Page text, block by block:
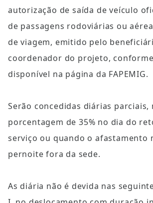
autorização de saída de veículo
de passagens rodoviárias ou
de viagem, emitido pelo
coordenador do projeto,
disponível na página da FAPEMIG.
Serão concedidas diárias parciais,
porcentagem de 35% no dia do
serviço ou quando o afastamento
pernoite fora da sede.
As diária não é devida nas